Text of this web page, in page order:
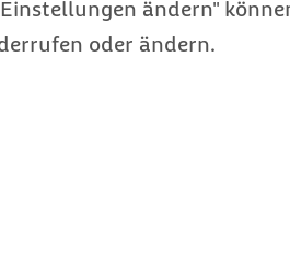
ändern"
oder ändern.
deiner